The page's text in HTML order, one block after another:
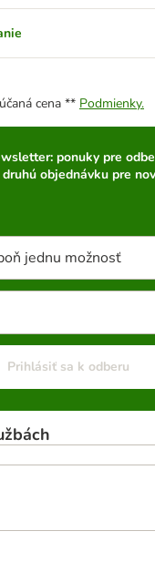
cena ** Podmienky.
ponuky pre
druhú objednávku pre
jednu možnosť
Prihlásiť sa k odberu